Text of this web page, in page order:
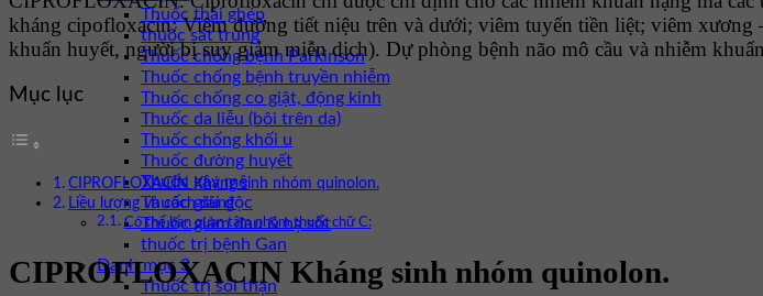
Thuốc thải ghép
thuốc sát trùng
Thuốc chống bệnh Parkinson
Thuốc chống bệnh truyền nhiễm
Thuốc chống co giật, động kinh
Thuốc da liễu (bôi trên da)
Thuốc chống khối u
Thuốc đường huyết
Thuốc gây mê
Thuốc giải độc
Thuốc giảm đau & hạ sốt
thuốc trị bệnh Gan
Danh mục 3
Thuốc trị sỏi thận
kháng cipofloxacin: Viêm đường tiết niệu trên và dưới; viêm tuyến tiền liệt; viêm
khuẩn huyết, người bị suy giảm miễn dịch). Dự phòng bệnh não mô cầu và nhiễm
Mục lục
CIPROFLOXACIN Kháng sinh nhóm quinolon.
Liều lượng và cách dùng
Có thể bạn quan tâm nhóm thuốc chữ C:
CIPROFLOXACIN Kháng sinh nhóm quinolon.